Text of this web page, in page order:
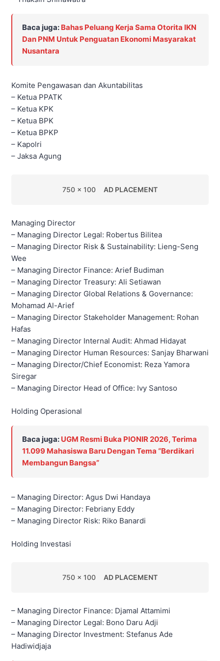
Baca juga: Bahas Peluang Kerja Sama Otorita IKN
Dan PNM Untuk Penguatan Ekonomi Masyarakat
Nusantara
Komite Pengawasan dan Akuntabilitas
– Ketua PPATK
– Ketua KPK
– Ketua BPK
– Ketua BPKP
– Kapolri
– Jaksa Agung
750 x 100 AD PLACEMENT
Managing Director
– Managing Director Legal: Robertus Bilitea
– Managing Director Risk & Sustainability: Lieng-Seng
Wee
– Managing Director Finance: Arief Budiman
– Managing Director Treasury: Ali Setiawan
– Managing Director Global Relations & Governance:
Mohamad Al-Arief
– Managing Director Stakeholder Management: Rohan
Hafas
– Managing Director Internal Audit: Ahmad Hidayat
– Managing Director Human Resources: Sanjay Bharwani
– Managing Director/Chief Economist: Reza Yamora
Siregar
– Managing Director Head of Office: Ivy Santoso
Holding Operasional
Baca juga: UGM Resmi Buka PIONIR 2026, Terima
11.099 Mahasiswa Baru Dengan Tema “Berdikari
Membangun Bangsa”
– Managing Director: Agus Dwi Handaya
– Managing Director: Febriany Eddy
– Managing Director Risk: Riko Banardi
Holding Investasi
750 x 100 AD PLACEMENT
– Managing Director Finance: Djamal Attamimi
– Managing Director Legal: Bono Daru Adji
– Managing Director Investment: Stefanus Ade
Hadiwidjaja